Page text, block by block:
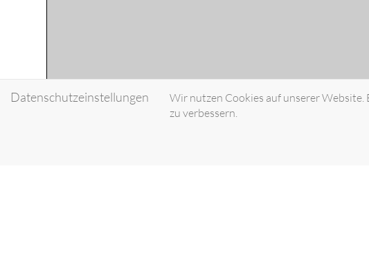
Datenschutzeinstellungen
Wir nutzen Cookies auf unserer Website.
zu verbessern.